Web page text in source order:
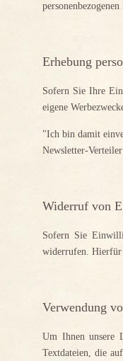
Erhebung
Sofern Sie Ihre
eigene
"Ich bin damit
Newsletter-
Widerruf von
Sofern Sie
widerrufen. Hierfür
Verwendung
Um Ihnen unsere
Textdateien, die